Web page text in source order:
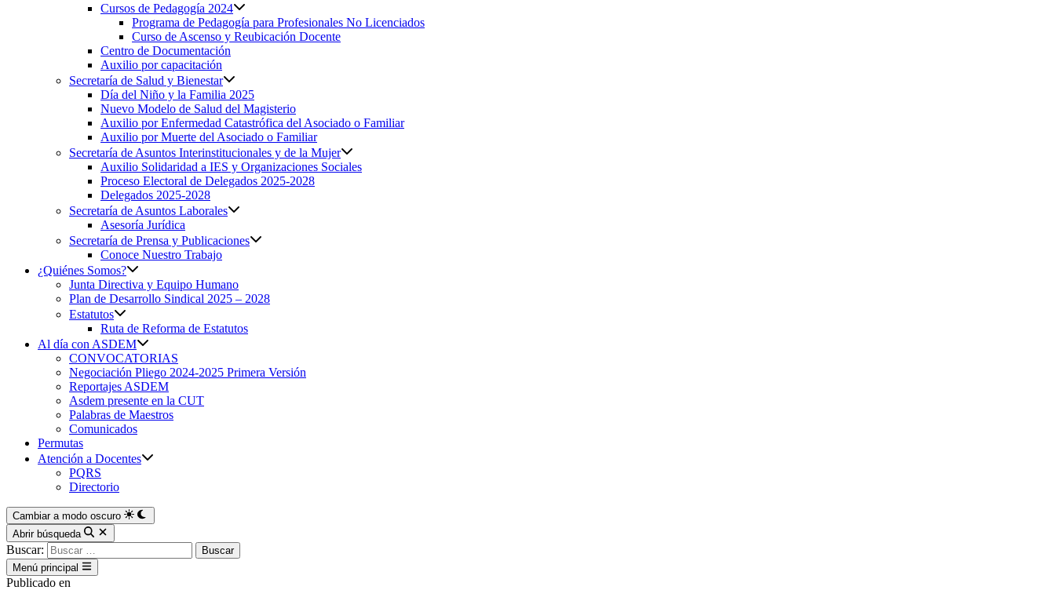
Cursos de Pedagogía 2024
Programa de Pedagogía para Profesionales No Licenciados
Curso de Ascenso y Reubicación Docente
Centro de Documentación
Auxilio por capacitación
Secretaría de Salud y Bienestar
Día del Niño y la Familia 2025
Nuevo Modelo de Salud del Magisterio
Auxilio por Enfermedad Catastrófica del Asociado o Familiar
Auxilio por Muerte del Asociado o Familiar
Secretaría de Asuntos Interinstitucionales y de la Mujer
Auxilio Solidaridad a IES y Organizaciones Sociales
Proceso Electoral de Delegados 2025-2028
Delegados 2025-2028
Secretaría de Asuntos Laborales
Asesoría Jurídica
Secretaría de Prensa y Publicaciones
Conoce Nuestro Trabajo
¿Quiénes Somos?
Junta Directiva y Equipo Humano
Plan de Desarrollo Sindical 2025 – 2028
Estatutos
Ruta de Reforma de Estatutos
Al día con ASDEM
CONVOCATORIAS
Negociación Pliego 2024-2025 Primera Versión
Reportajes ASDEM
Asdem presente en la CUT
Palabras de Maestros
Comunicados
Permutas
Atención a Docentes
PQRS
Directorio
Cambiar a modo oscuro
Abrir búsqueda
Buscar:
Menú principal
Publicado en